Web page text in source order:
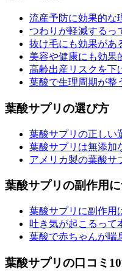
流産予防に効果的な
つわりが軽減するっ
抜け毛にも効果があ
美容や健康にも効果
高齢出産リスクを下
葉酸で生理周期が整
葉酸サプリの選び方
葉酸サプリの正しい
葉酸サプリは無添加
アメリカ製の葉酸サ
葉酸サプリの副作用
葉酸サプリに副作用
吐き気が起こるって
葉酸で赤ちゃんが喘
葉酸サプリの口コミ